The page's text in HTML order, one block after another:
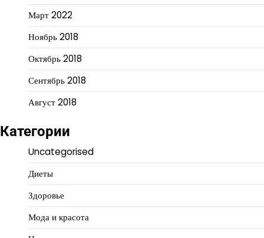
Март 2022
Ноябрь 2018
Октябрь 2018
Сентябрь 2018
Август 2018
Категории
Uncategorised
Диеты
Здоровье
Мода и красота